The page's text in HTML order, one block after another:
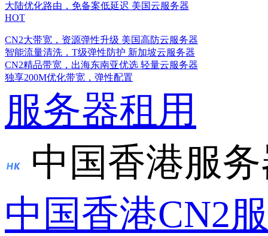
大陆优化路由，免备案低延迟 美国云服务器
HOT
CN2大带宽，资源弹性升级 美国高防云服务器
智能流量清洗，T级弹性防护 新加坡云服务器
CN2精品带宽，出海东南亚优选 轻量云服务器
独享200M优化带宽，弹性配置
服务器租用
中国香港服
中国香港CN2